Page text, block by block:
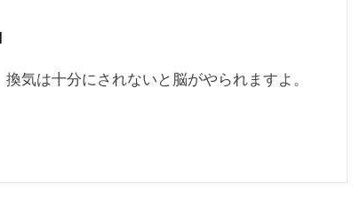
気は十分にされないと脳がやられますよ。